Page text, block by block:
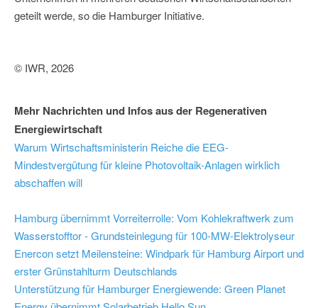
geteilt werde, so die Hamburger Initiative.
© IWR, 2026
Mehr Nachrichten und Infos aus der Regenerativen
Energiewirtschaft
Warum Wirtschaftsministerin Reiche die EEG-
Mindestvergütung für kleine Photovoltaik-Anlagen wirklich
abschaffen will
Hamburg übernimmt Vorreiterrolle: Vom Kohlekraftwerk zum
Wasserstofftor - Grundsteinlegung für 100-MW-Elektrolyseur
Enercon setzt Meilensteine: Windpark für Hamburg Airport und
erster Grünstahlturm Deutschlands
Unterstützung für Hamburger Energiewende: Green Planet